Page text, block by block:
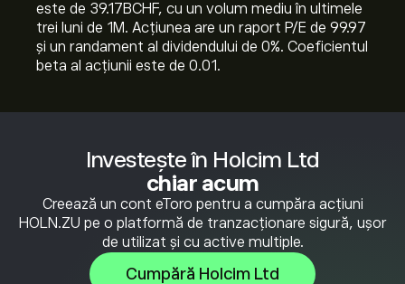
Investește în Holcim Ltd
chiar acum
Creează un cont eToro pentru a cumpăra acțiuni
HOLN.ZU pe o platformă de tranzacționare sigură, ușor
de utilizat și cu active multiple.
Cumpără Holcim Ltd
este de 39.17B‎CHF‎, cu un volum mediu în ultimele
trei luni de 1M. Acțiunea are un raport P/E de 99.97
și un randament al dividendului de 0%. Coeficientul
beta al acțiunii este de 0.01.